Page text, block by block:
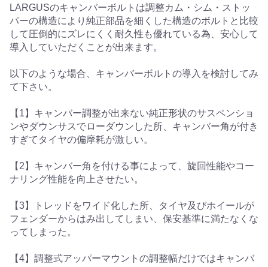
LARGUSのキャンバーボルトは調整カム・シム・ストッ
パーの構造により純正部品を細くした構造のボルトと比較
して圧倒的にズレにくく耐久性も優れている為、安心して
導入していただくことが出来ます。
以下のような場合、キャンバーボルトの導入を検討してみ
て下さい。
【1】キャンバー調整が出来ない純正形状のサスペンショ
ンやダウンサスでローダウンした所、キャンバー角が付き
すぎてタイヤの偏摩耗が激しい。
【2】キャンバー角を付ける事によって、旋回性能やコー
ナリング性能を向上させたい。
【3】トレッドをワイド化した所、タイヤ及びホイールが
フェンダーからはみ出してしまい、保安基準に満たなくな
ってしまった。
【4】調整式アッパーマウントの調整幅だけではキャンバ